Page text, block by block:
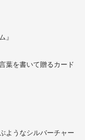
』
葉を書いて贈るカード
ようなシルバーチャー